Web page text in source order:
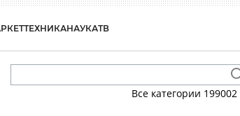
ТЕХНИКАНАУКАТВ
Все категории 199002